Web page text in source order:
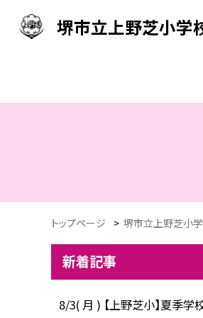
堺市立上野芝小学
トップページ > 堺市立上野芝小
新着記事
8/3( 月 ) 【上野芝小】夏季学